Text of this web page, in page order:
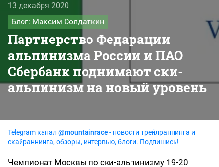
13 декабря 2020
Блог: Максим Солдаткин
Партнерство Федарации
альпинизма России и ПАО
Сбербанк поднимают ски-
альпинизм на новый уровень
Telegram канал @mountainrace - новости трейлраннинга и
скайраннинга, обзоры, интервью, блоги. Подпишись!
Чемпионат Москвы по ски-альпинизму 19-20